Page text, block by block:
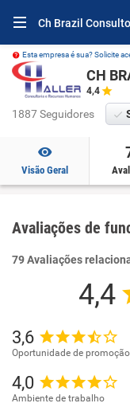
Ch Brazil
Esta empresa é sua? Solicite
CH
4,4
1887 Seguidores
Visão Geral
Avaliações de
79 Avaliações
4,4
3,6
Oportunidade de promoção
4,0
Ambiente de trabalho